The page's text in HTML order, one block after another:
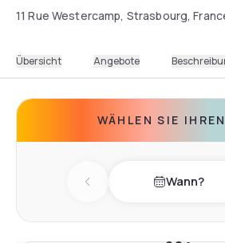
11 Rue Westercamp, Strasbourg,
Übersicht Angebote
WÄHLEN SIE
Previous day Wann?